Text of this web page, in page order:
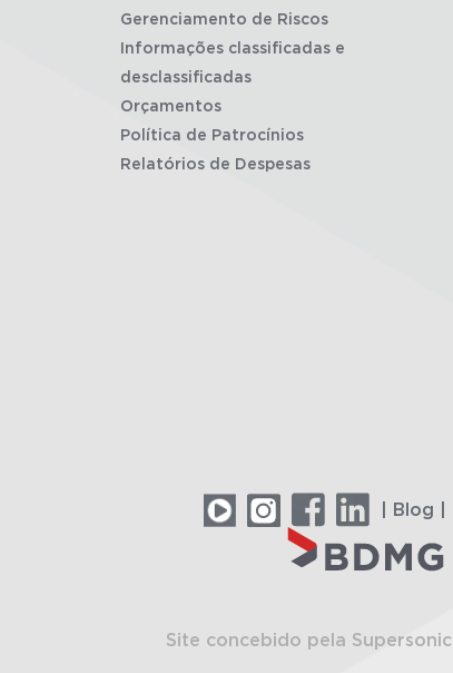
Gerenciamento de Riscos
Informações classificadas e
desclassificadas
Orçamentos
Política de Patrocínios
Relatórios de Despesas
| Blog |
Site concebido pela Supersonic